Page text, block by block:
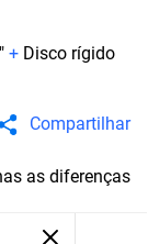
+ Disco rígido
Compartilhar
as diferenças